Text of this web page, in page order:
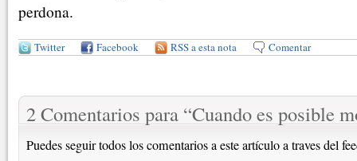
perdona.
Twitter Facebook RSS a esta nota Comentar
2 Comentarios para “Cuando es posible
Puedes seguir todos los comentarios a este artículo a traves del